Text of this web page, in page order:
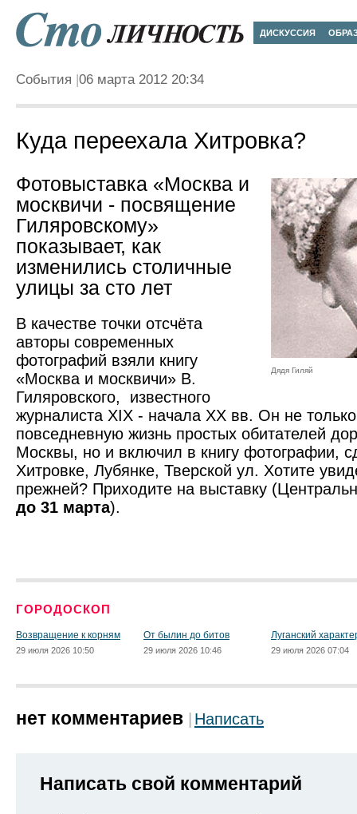
ДИСКУССИЯ
События 06 марта 2012 20:34
Куда переехала Хитровка?
Дядя Гиляй
Фотовыставка «Москва и
москвичи - посвящение
Гиляровскому»
показывает, как
изменились столичные
улицы за сто лет
В качестве точки отсчёта
авторы современных
фотографий взяли книгу
«Москва и москвичи» В.
Гиляровского, известного
журналиста XIX - начала XX вв. Он не
повседневную жизнь простых обитателей
Москвы, но и включил в книгу фотографии,
Хитровке, Лубянке, Тверской ул. Хотите
прежней? Приходите на выставку
до 31 марта).
ГОРОДОСКОП
Возвращение к корням
29 июля 2026 10:50
От былин до битов
29 июля 2026 10:46
Луганский
29 июля 2026 07:04
нет комментариев Написать
Написать свой комментарий